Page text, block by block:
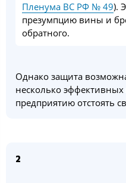
Пленума ВС РФ № 49).
презумпцию вины и
обратного.
Однако защита
несколько
предприятию отстоять
2